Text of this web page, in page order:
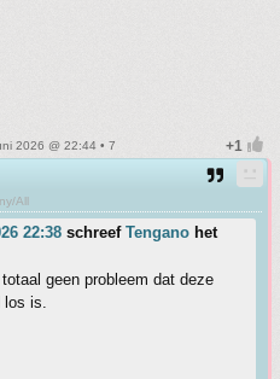
2026 @ 22:44 • 7
All
22:38 schreef Tengano het
geen probleem dat deze
los is.